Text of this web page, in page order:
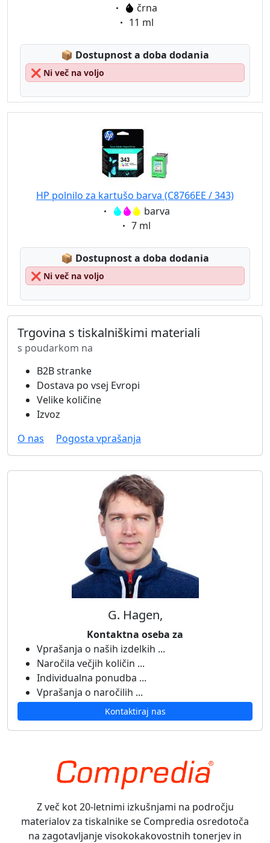
Eigenschaft:
črna
Eigenschaft:
11 ml
📦 Lagerstatus:
Dostupnost a doba dodania
❌ Ni več na voljo
HP polnilo za kartušo barva (C8766EE / 343)
Eigenschaft:barva
Eigenschaft:
7 ml
📦 Lagerstatus:
Dostupnost a doba dodania
❌ Ni več na voljo
Trgovina s tiskalniškimi materiali
s poudarkom na
B2B stranke
Dostava po vsej Evropi
Velike količine
Izvoz
O nas
Pogosta vprašanja
G. Hagen,
Kontaktna oseba za
Vprašanja o naših izdelkih ...
Naročila večjih količin ...
Individualna ponudba ...
Vprašanja o naročilih ...
Kontaktiraj nas
Z več kot 20-letnimi izkušnjami na področju
materialov za tiskalnike se Compredia osredotoča
na zagotavljanje visokokakovostnih tonerjev in